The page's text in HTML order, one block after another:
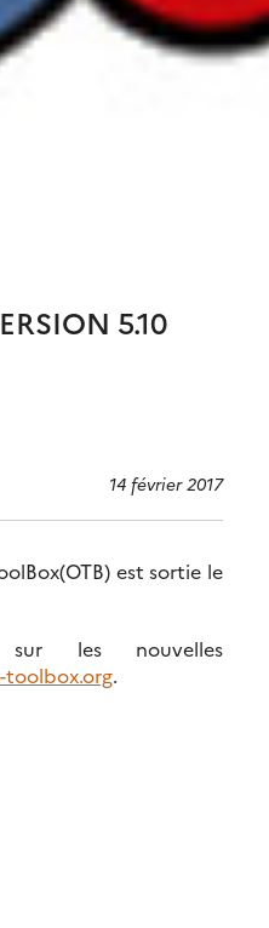
5.10
14 février 2017
est sortie le
sur les nouvelles
toolbox.org.